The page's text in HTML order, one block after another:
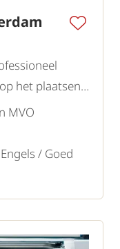
het plaatsen
zoeken
MVO
/ Goed